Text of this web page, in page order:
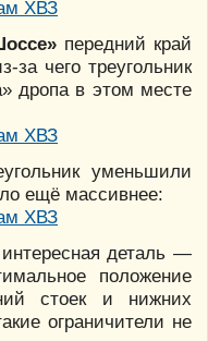
передний край
за чего треугольник
дропа в этом месте
уменьшили
ещё массивнее:
деталь —
положение
стоек и нижних
ограничители не